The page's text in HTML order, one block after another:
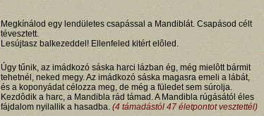
Megkínálod egy lendületes csapással a Mandiblát. Csapásod célt
tévesztett.
Lesújtasz balkezeddel! Ellenfeled kitért elôled.
Úgy tűnik, az imádkozó sáska harci lázban ég, még mielôtt bármit
tehetnél, neked megy. Az imádkozó sáska magasra emeli a lábát,
és a koponyádat célozza meg, de még a füledet sem súrolja.
Kezdôdik a harc, a Mandibla rád támad. A Mandibla rúgásától éles
fájdalom nyilallik a hasadba. (4 támadástól 47 életpontot vesztettél)